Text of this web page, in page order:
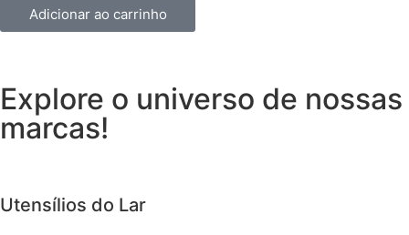
Adicionar ao carrinho
Explore o universo de nossas
marcas!
Utensílios do Lar